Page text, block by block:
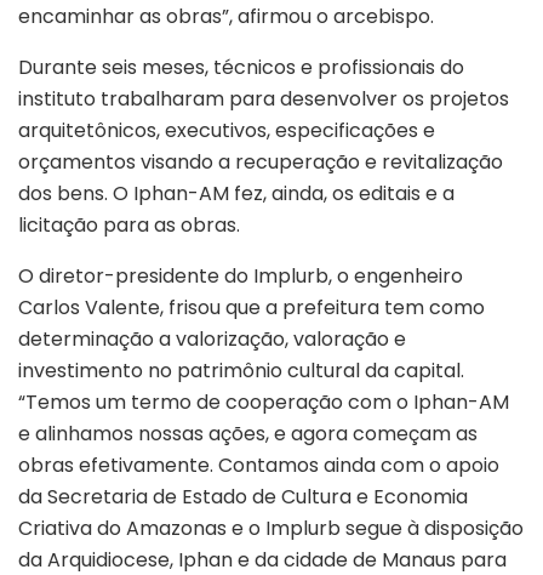
encaminhar as obras”, afirmou o arcebispo.
Durante seis meses, técnicos e profissionais do
instituto trabalharam para desenvolver os projetos
arquitetônicos, executivos, especificações e
orçamentos visando a recuperação e revitalização
dos bens. O Iphan-AM fez, ainda, os editais e a
licitação para as obras.
O diretor-presidente do Implurb, o engenheiro
Carlos Valente, frisou que a prefeitura tem como
determinação a valorização, valoração e
investimento no patrimônio cultural da capital.
“Temos um termo de cooperação com o Iphan-AM
e alinhamos nossas ações, e agora começam as
obras efetivamente. Contamos ainda com o apoio
da Secretaria de Estado de Cultura e Economia
Criativa do Amazonas e o Implurb segue à disposição
da Arquidiocese, Iphan e da cidade de Manaus para